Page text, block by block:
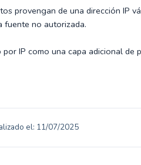
provengan de una dirección IP
fuente no autorizada.
IP como una capa adicional de
el: 11/07/2025